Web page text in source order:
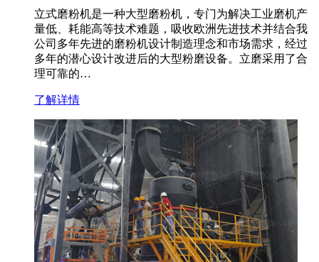
立式磨粉机是一种大型磨粉机，专门为解决工业磨机产
量低、耗能高等技术难题，吸收欧洲先进技术并结合我
公司多年先进的磨粉机设计制造理念和市场需求，经过
多年的潜心设计改进后的大型粉磨设备。立磨采用了合
理可靠的…
了解详情